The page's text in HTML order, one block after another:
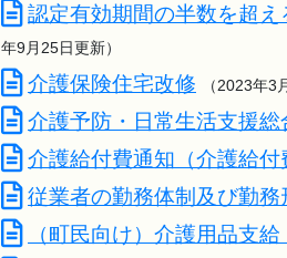
認定有効期間の半数を超
年9月25日更新）
介護保険住宅改修 （2023年3
介護予防・日常生活支援総
介護給付費通知（介護給
従業者の勤務体制及び勤
（町民向け）介護用品支